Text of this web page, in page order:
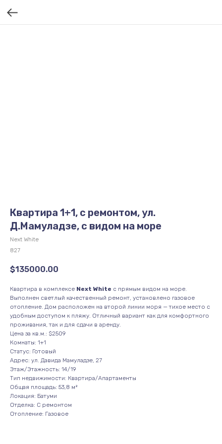
Квартира 1+1, с ремонтом, ул.
Д.Мамуладзе, с видом на море
Next White
827
$135000.00
Квартира в комплексе Next White с прямым видом на море.
Выполнен светлый качественный ремонт, установлено газовое
отопление. Дом расположен на второй линии моря — тихое место с
удобным доступом к пляжу. Отличный вариант как для комфортного
проживания, так и для сдачи в аренду.
Цена за кв.м.: $2509
Комнаты: 1+1
Статус: Готовый
Адрес: ул. Давида Мамуладзе, 27
Этаж/Этажность: 14/19
Тип недвижимости: Квартира/Апартаменты
Общая площадь: 53,8 м²
Локация: Батуми
Отделка: С ремонтом
Отопление: Газовое